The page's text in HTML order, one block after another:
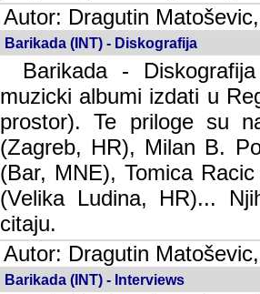
Autor: Dragutin
Barikada (INT) - Diskografija
Barikada -
muzicki albumi izdati u
prostor). Te priloge su
(Zagreb, HR), Milan B.
(Bar, MNE), Tomica
(Velika Ludina, HR)...
citaju.
Autor: Dragutin
Barikada (INT) - Interviews